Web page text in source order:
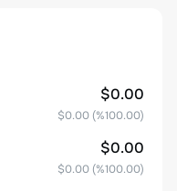
$0.00
$0.00 (%100.00)
$0.00
$0.00 (%100.00)